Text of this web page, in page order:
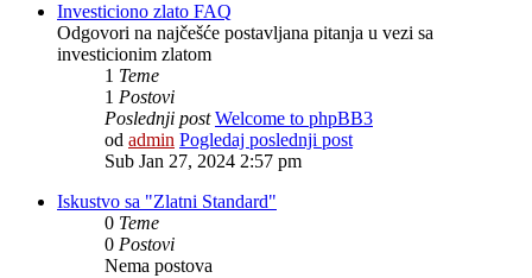
Investiciono zlato FAQ
Odgovori na najčešće postavljana pitanja u vezi sa
investicionim zlatom
1 Teme
1 Postovi
Poslednji post Welcome to phpBB3
od admin Pogledaj poslednji post
Sub Jan 27, 2024 2:57 pm
Iskustvo sa "Zlatni Standard"
0 Teme
0 Postovi
Nema postova